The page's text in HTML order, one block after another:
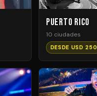
Puerto Rico
10 ciudades
DESDE USD 250